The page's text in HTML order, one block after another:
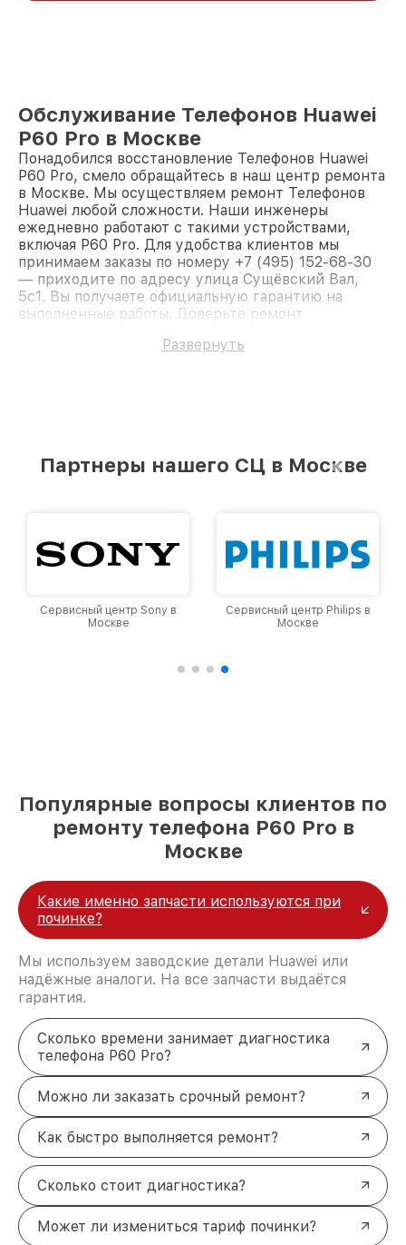
Обслуживание Телефонов Huawei
P60 Pro в Москве
Понадобился восстановление Телефонов Huawei
P60 Pro, смело обращайтесь в наш центр ремонта
в Москве. Мы осуществляем ремонт Телефонов
Huawei любой сложности. Наши инженеры
ежедневно работают с такими устройствами,
включая P60 Pro. Для удобства клиентов мы
принимаем заказы по номеру +7 (495) 152-68-30
— приходите по адресу улица Сущёвский Вал,
5с1. Вы получаете официальную гарантию на
выполненные работы. Доверьте ремонт
Развернуть
Партнеры нашего СЦ в Москве
Сервисный центр Sony в
Москве
Сервисный центр Philips в
Москве
Популярные вопросы клиентов по
ремонту телефона P60 Pro в
Москве
Какие именно запчасти используются при
починке?
Мы используем заводские детали Huawei или
надёжные аналоги. На все запчасти выдаётся
гарантия.
Сколько времени занимает диагностика
телефона P60 Pro?
Можно ли заказать срочный ремонт?
Как быстро выполняется ремонт?
Сколько стоит диагностика?
Может ли измениться тариф починки?